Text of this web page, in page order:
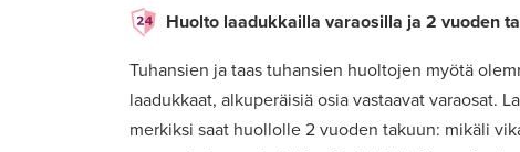
Huolto laadukkailla varaosilla ja 2 vuoden
Tuhansien ja taas tuhansien huoltojen myötä
laadukkaat, alkuperäisiä osia vastaavat varaosat.
merkiksi saat huollolle 2 vuoden takuun: mikäli